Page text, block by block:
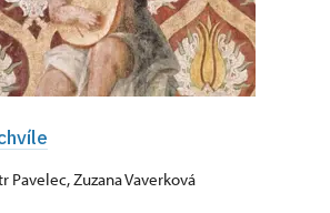
Pavelec, Zuzana Vaverková